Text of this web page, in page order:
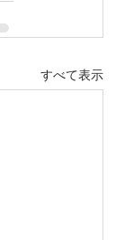
すべて表示